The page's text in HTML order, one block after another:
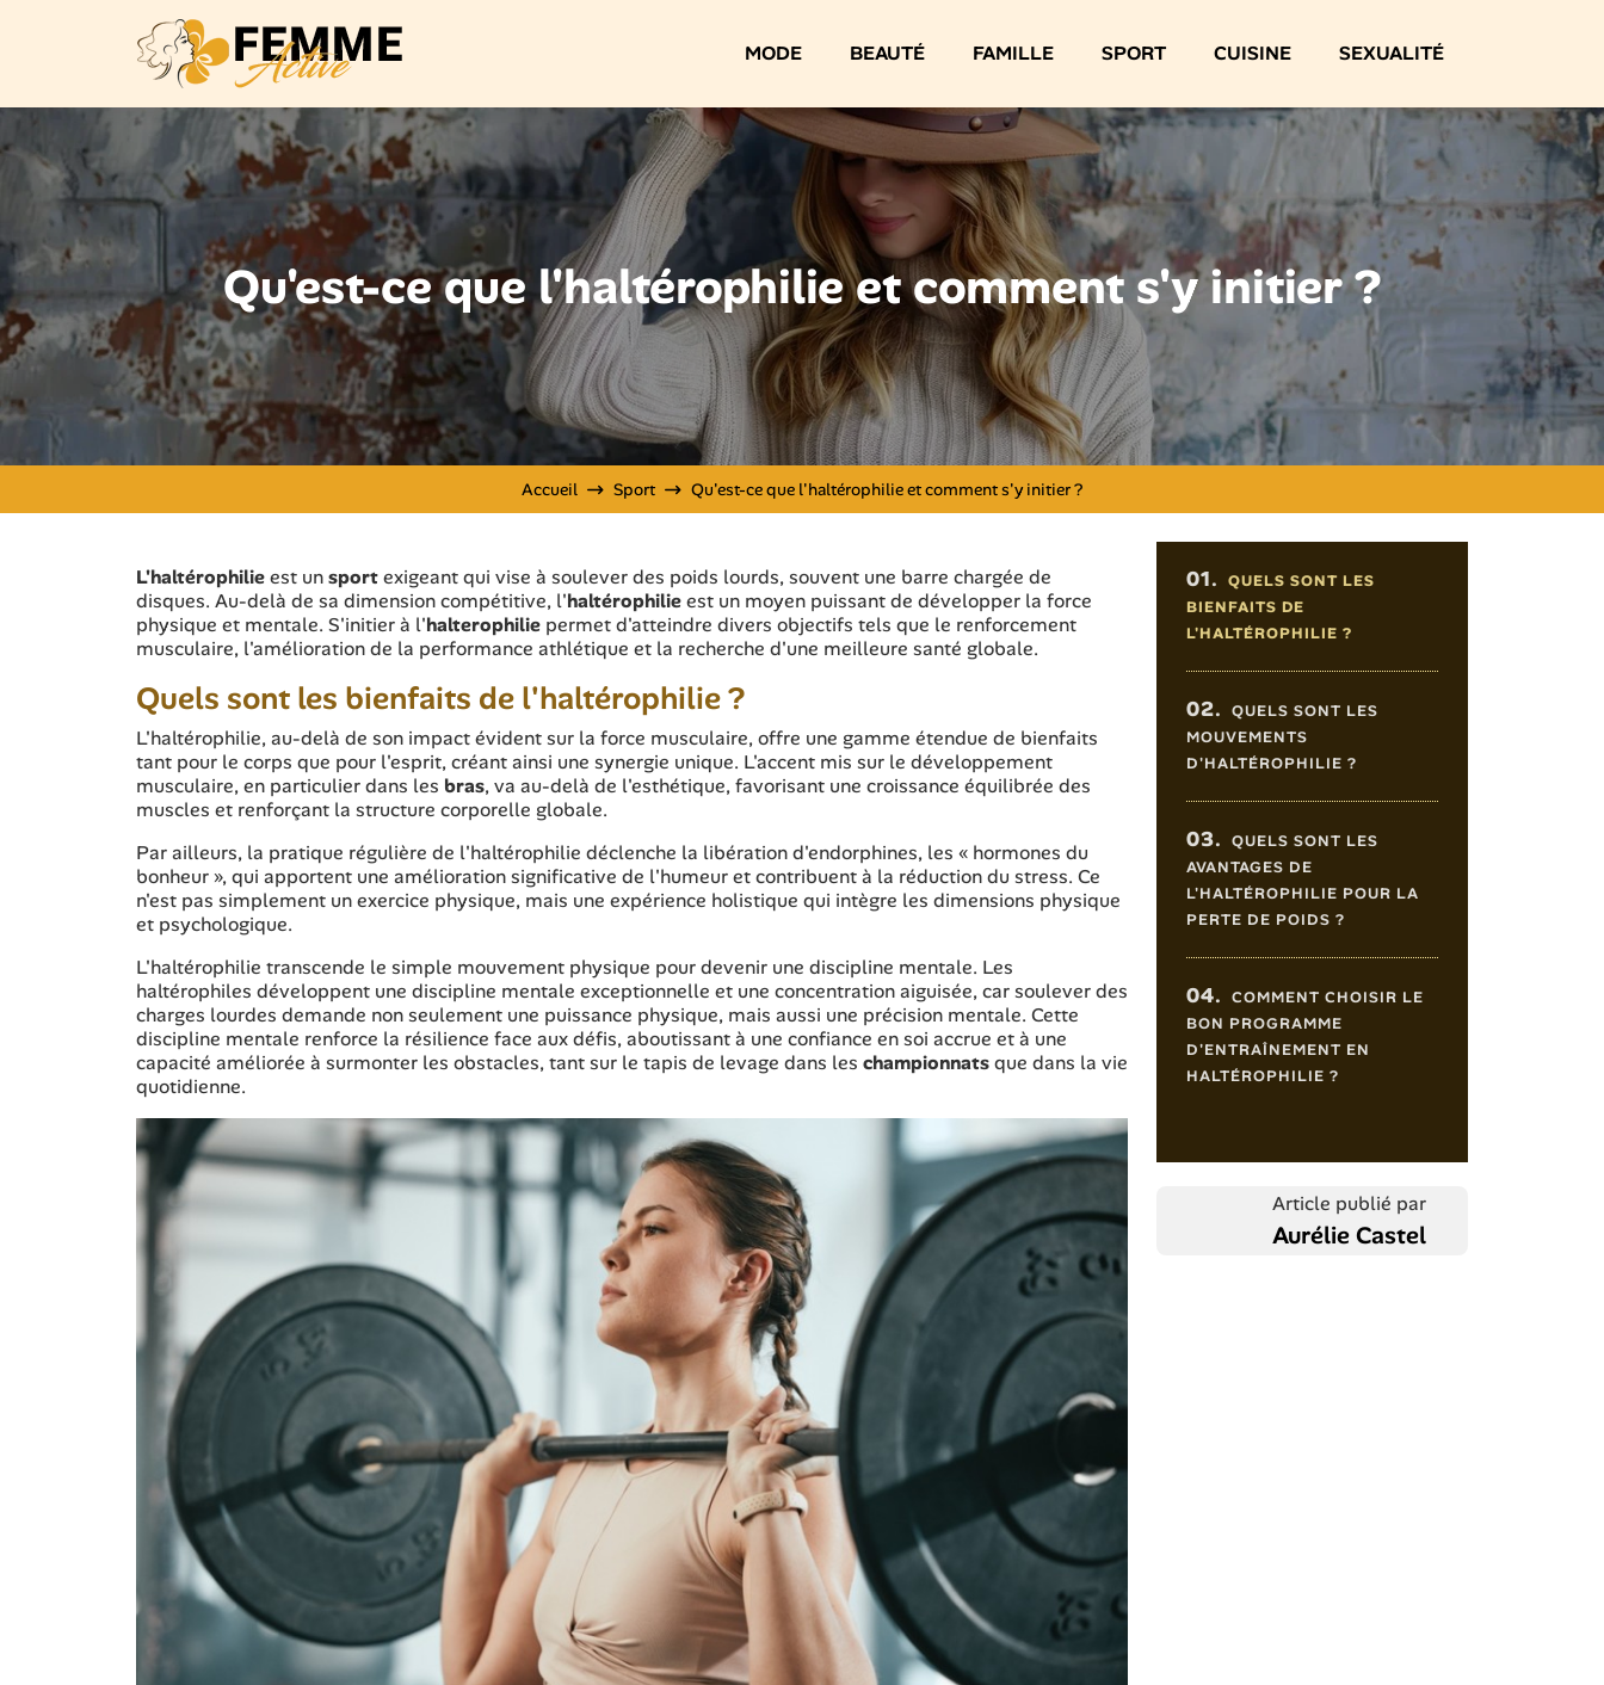
MODE BEAUTÉ FAMILLE SPORT CUISINE SEXUALITÉ
Qu'est-ce que l'haltérophilie et comment s'y initier ?
Accueil Sport Qu'est-ce que l'haltérophilie et comment s'y initier ?
L'haltérophilieest unsportexigeant qui vise à soulever des poids lourds, souvent une barre chargée de
disques. Au-delà de sa dimension compétitive, l'haltérophilieest un moyen puissant de développer la force
physique et mentale. S'initier à l'halterophilie permet d'atteindre divers objectifs tels que le renforcement
musculaire, l'amélioration de la performance athlétique et la recherche d'une meilleure santé globale.
Quels sont les bienfaits de l'haltérophilie ?
L'haltérophilie, au-delà de son impact évident sur la force musculaire, offre une gamme étendue de bienfaits
tant pour le corps que pour l'esprit, créant ainsi une synergie unique. L'accent mis sur le développement
musculaire, en particulier dans les bras, va au-delà de l'esthétique, favorisant une croissance équilibrée des
muscles et renforçant la structure corporelle globale.
Par ailleurs, la pratique régulière de l'haltérophilie déclenche la libération d'endorphines, les « hormones du
bonheur », qui apportent une amélioration significative de l'humeur et contribuent à la réduction du stress. Ce
n'est pas simplement un exercice physique, mais une expérience holistique qui intègre les dimensions physique
et psychologique.
L'haltérophilie transcende le simple mouvement physique pour devenir une discipline mentale. Les
haltérophiles développent une discipline mentale exceptionnelle et une concentration aiguisée, car soulever des
charges lourdes demande non seulement une puissance physique, mais aussi une précision mentale. Cette
discipline mentale renforce la résilience face aux défis, aboutissant à une confiance en soi accrue et à une
capacité améliorée à surmonter les obstacles, tant sur le tapis de levage dans les championnatsque dans la vie
quotidienne.
Sommaire de l'article
01. QUELS SONT LES
BIENFAITS DE
L'HALTÉROPHILIE ?
02. QUELS SONT LES
MOUVEMENTS
D'HALTÉROPHILIE ?
03. QUELS SONT LES
AVANTAGES DE
L'HALTÉROPHILIE POUR LA
PERTE DE POIDS ?
04. COMMENT CHOISIR LE
BON PROGRAMME
D'ENTRAÎNEMENT EN
HALTÉROPHILIE ?
Article publié par
Aurélie Castel